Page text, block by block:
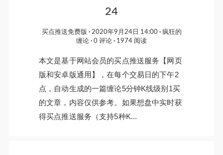
24
买点推送免费版 2020年9月24日 14:00
疯狂的
缠论
0 评论 1974 阅读
本文是基于网站会员的买点推送服务【网页
版和安卓版通用】，在每个交易日的下午2
点，自动生成的一篇缠论5分钟K线级别1买
的文章，内容仅供参考。如果想盘中实时获
得买点推送服务（支持5种K...